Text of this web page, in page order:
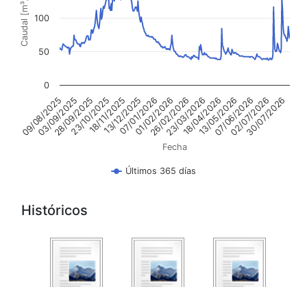
Fecha
Caudal [m³/s]
Últimos 365 días
09/08/2025
03/09/2025
28/09/2025
23/10/2025
18/11/2025
13/12/2025
07/01/2026
01/02/2026
26/02/2026
23/03/2026
18/04/2026
13/05/2026
07/06/2026
02/07/2026
30/07/2026
50
100
0
Históricos